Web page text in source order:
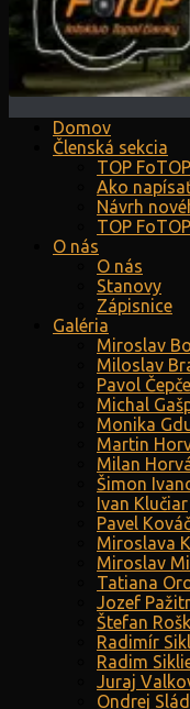
Domov
Členská sekcia
TOP
Ako
Návrh
TOP
O nás
O nás
Stanovy
Zápisnice
Galéria
Miroslav
Miloslav
Pavol
Michal
Monika
Martin
Milan
Šimon
Ivan Klučiar
Pavel Kováč
Miroslava
Miroslav
Tatiana
Jozef
Štefan
Radimír
Radim
Juraj
Ondrej